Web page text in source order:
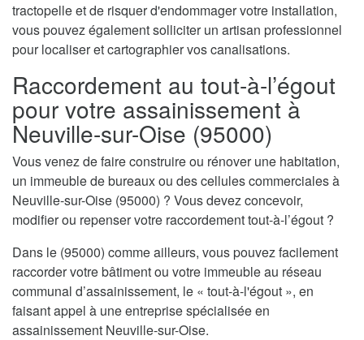
tractopelle et de risquer d'endommager votre installation,
vous pouvez également solliciter un artisan professionnel
pour localiser et cartographier vos canalisations.
Raccordement au tout-à-l’égout
pour votre assainissement à
Neuville-sur-Oise (95000)
Vous venez de faire construire ou rénover une habitation,
un immeuble de bureaux ou des cellules commerciales à
Neuville-sur-Oise (95000) ? Vous devez concevoir,
modifier ou repenser votre raccordement tout-à-l’égout ?
Dans le (95000) comme ailleurs, vous pouvez facilement
raccorder votre bâtiment ou votre immeuble au réseau
communal d’assainissement, le « tout-à-l'égout », en
faisant appel à une entreprise spécialisée en
assainissement Neuville-sur-Oise.